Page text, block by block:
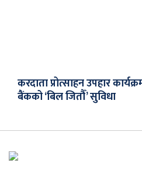
करदाता प्रोत्साहन उपहार
बैंकको ‘बिल जितौँ’ सुविधा